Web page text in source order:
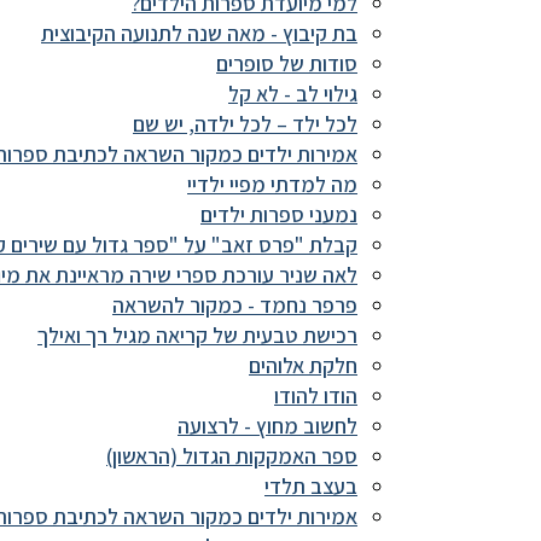
בת קיבוץ - מאה שנה לתנועה הקיבוצית
סודות של סופרים
גילוי לב - לא קל
לכל ילד – לכל ילדה, יש שם
אמירות ילדים כמקור השראה לכתיבת
מה למדתי מפיי ילדיי
נמעני ספרות ילדים
קבלת "פרס זאב" על "ספר גדול עם שירים
לאה שניר עורכת ספרי שירה מראיינת את
פרפר נחמד - כמקור להשראה
רכישת טבעית של קריאה מגיל רך ואילך
חלקת אלוהים
הודו להודו
לחשוב מחוץ - לרצועה
ספר האמקקות הגדול (הראשון)
בעצב תלדי
אמירות ילדים כמקור השראה לכתיבת